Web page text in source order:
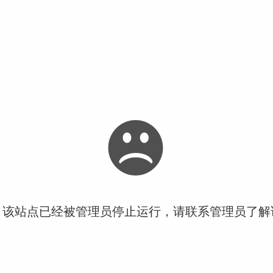
站点已经被管理员停止运行，请联系管理员了